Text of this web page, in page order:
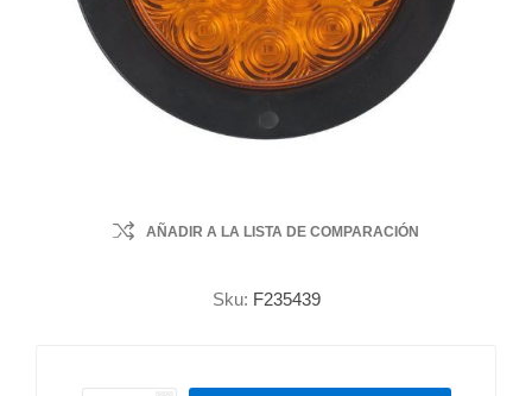
AÑADIR A LA LISTA DE COMPARACIÓN
Sku: F235439